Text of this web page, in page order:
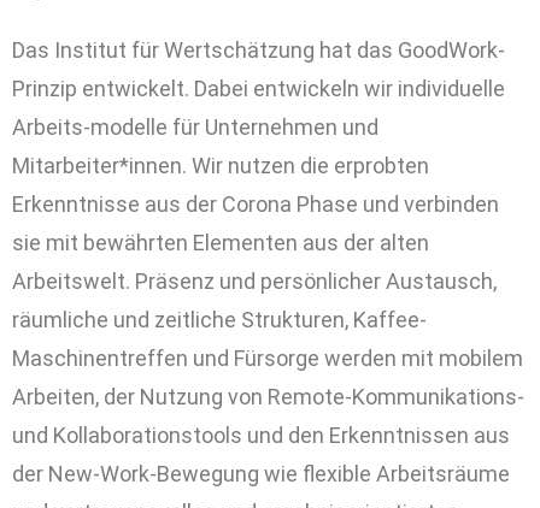
Das Institut für Wertschätzung hat das GoodWork-
Prinzip entwickelt. Dabei entwickeln wir individuelle
Arbeits-modelle für Unternehmen und
Mitarbeiter*innen. Wir nutzen die erprobten
Erkenntnisse aus der Corona Phase und verbinden
sie mit bewährten Elementen aus der alten
Arbeitswelt. Präsenz und persönlicher Austausch,
räumliche und zeitliche Strukturen, Kaffee-
Maschinentreffen und Fürsorge werden mit mobilem
Arbeiten, der Nutzung von Remote-Kommunikations-
und Kollaborationstools und den Erkenntnissen aus
der New-Work-Bewegung wie flexible Arbeitsräume